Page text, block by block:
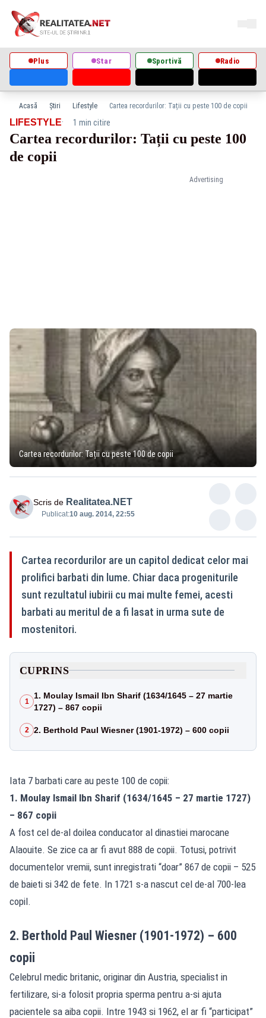
Plus Star Sportivă Radio
Acasă Știri Lifestyle Cartea recordurilor: Tații cu peste 100 de copii
Advertising
LIFESTYLE· 1 min citire
Cartea recordurilor: Tații cu peste 100
de copii
Cartea recordurilor: Tații cu peste 100 de copii
Scris de Realitatea.NET
Publicat:10 aug. 2014, 22:55
Cartea recordurilor are un capitol dedicat celor mai
prolifici barbati din lume. Chiar daca progeniturile
sunt rezultatul iubirii cu mai multe femei, acesti
barbati au meritul de a fi lasat in urma sute de
mostenitori.
CUPRINS
1
1. Moulay Ismail Ibn Sharif (1634/1645 – 27 martie
1727) – 867 copii
2 2. Berthold Paul Wiesner (1901-1972) – 600 copii
Iata 7 barbati care au peste 100 de copii:
1. Moulay Ismail Ibn Sharif (1634/1645 – 27 martie 1727)
– 867 copii
A fost cel de-al doilea conducator al dinastiei marocane
Alaouite. Se zice ca ar fi avut 888 de copii. Totusi, potrivit
documentelor vremii, sunt inregistrati “doar” 867 de copii – 525
de baieti si 342 de fete. In 1721 s-a nascut cel de-al 700-lea
copil.
2. Berthold Paul Wiesner (1901-1972) – 600
copii
Celebrul medic britanic, originar din Austria, specialist in
fertilizare, si-a folosit propria sperma pentru a-si ajuta
pacientele sa aiba copii. Intre 1943 si 1962, el ar fi “participat”